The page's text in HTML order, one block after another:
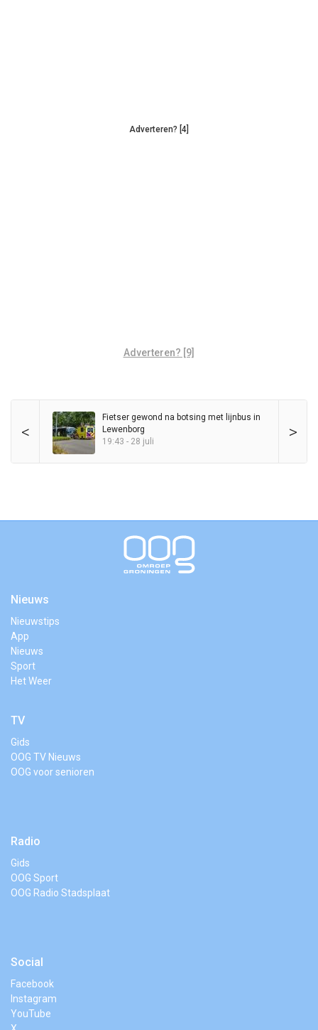
Adverteren? [4]
Adverteren? [9]
< >
Fietser gewond na botsing met lijnbus in
Lewenborg
19:43 - 28 juli
Nieuws
Nieuwstips
App
Nieuws
Sport
Het Weer
TV
Gids
OOG TV Nieuws
OOG voor senioren
Radio
Gids
OOG Sport
OOG Radio Stadsplaat
Social
Facebook
Instagram
YouTube